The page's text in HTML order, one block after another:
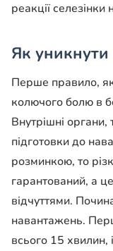
реакції
Як уникнути
Перше правило,
колючого болю в
Внутрішні органи,
підготовки до
розминкою, то
гарантований, а
відчуттями.
навантажень.
всього 15 хвилин,